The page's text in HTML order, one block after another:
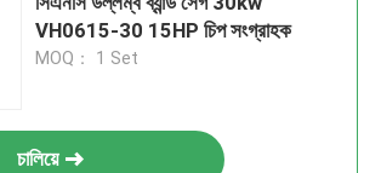
VH0615-30 15HP চিপ সংগ্রাহক
MOQ： 1 Set
চালিয়ে